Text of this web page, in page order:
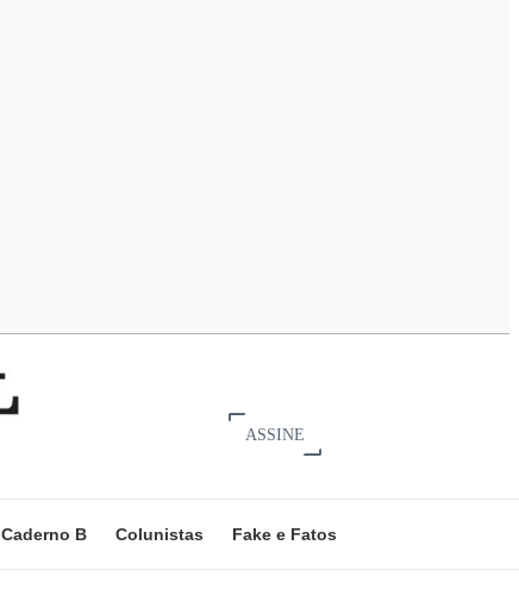
ASSINE
Caderno B Colunistas Fake e Fatos